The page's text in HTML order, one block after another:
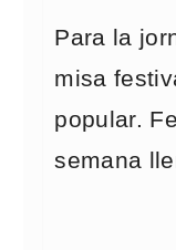
Para la
misa
popular.
semana